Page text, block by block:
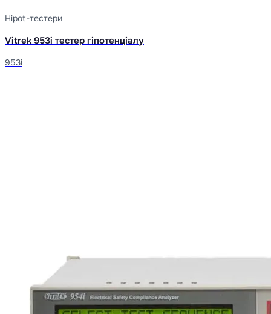
Hipot-тестери
Vitrek 953i тестер гіпотенціалу
953i